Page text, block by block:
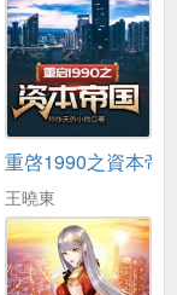
重啓1990之資本帝
王曉東